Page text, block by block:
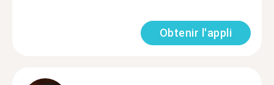
Obtenir l'appli